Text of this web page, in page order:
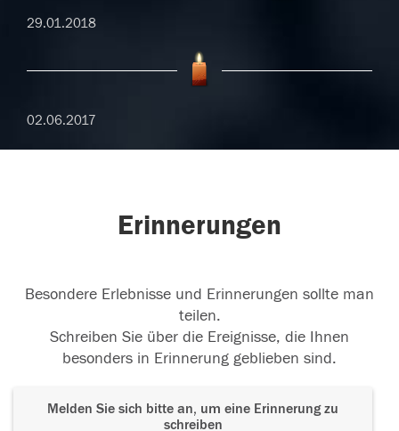
29.01.2018
02.06.2017
Erinnerungen
Besondere Erlebnisse und Erinnerungen sollte man
teilen.
Schreiben Sie über die Ereignisse, die Ihnen
besonders in Erinnerung geblieben sind.
Melden Sie sich bitte an, um eine Erinnerung zu
schreiben